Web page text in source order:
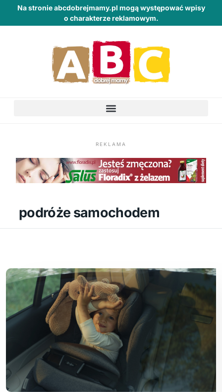
Na stronie abcdobrejmamy.pl mogą występować wpisy
o charakterze reklamowym.
REKLAMA
podróże samochodem